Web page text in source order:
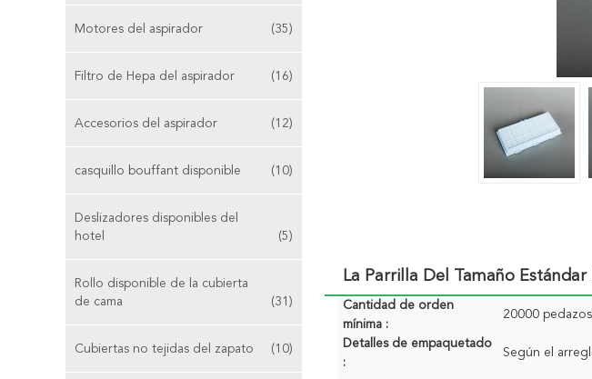
Motores del aspirador (35)
Filtro de Hepa del aspirador (16)
Accesorios del aspirador (12)
casquillo bouffant disponible (10)
Deslizadores disponibles del
hotel
(5)
Rollo disponible de la cubierta
de cama
(31)
Cubiertas no tejidas del zapato (10)
La Parrilla Del Tamaño
Cantidad de orden
mínima :
20000
Detalles de empaquetado
: